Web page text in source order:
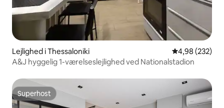
Lejlighed i Thessaloniki 4,98 ud af 5 i
4,98 (232)
A&J hyggelig 1-værelseslejlighed ved Nationalstadion
Superhost
Superhost